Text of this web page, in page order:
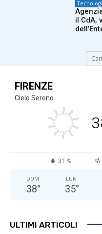
il CdA,
FIRENZE
Cielo Sereno
31 %
DOM
38°
LUN
35°
ULTIMI ARTICOLI